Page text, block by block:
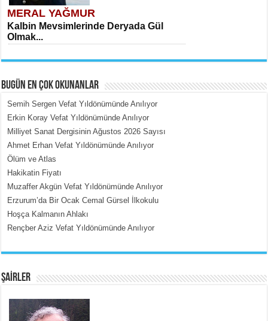
MERAL YAĞMUR
Kalbin Mevsimlerinde Deryada Gül
Olmak...
MEHMET ÇOBAN
İçerdeki Put Dışardaki Maskeler...
BUGÜN EN ÇOK OKUNANLAR
Semih Sergen Vefat Yıldönümünde Anılıyor
Erkin Koray Vefat Yıldönümünde Anılıyor
Milliyet Sanat Dergisinin Ağustos 2026 Sayısı
Ahmet Erhan Vefat Yıldönümünde Anılıyor
Ölüm ve Atlas
Hakikatin Fiyatı
Muzaffer Akgün Vefat Yıldönümünde Anılıyor
Erzurum’da Bir Ocak Cemal Gürsel İlkokulu
Hoşça Kalmanın Ahlakı
Rençber Aziz Vefat Yıldönümünde Anılıyor
ŞAİRLER